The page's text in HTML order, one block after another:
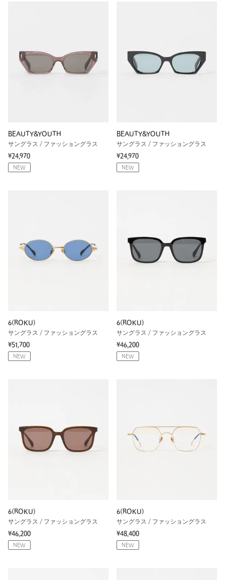
BEAUTY&YOUTH
サングラス / ファッショングラス
¥24,970
NEW
BEAUTY&YOUTH
サングラス / ファッショングラス
¥24,970
NEW
6(ROKU)
サングラス / ファッショングラス
¥51,700
NEW
6(ROKU)
サングラス / ファッショングラス
¥46,200
NEW
6(ROKU)
サングラス / ファッショングラス
¥46,200
NEW
6(ROKU)
サングラス / ファッショングラス
¥48,400
NEW